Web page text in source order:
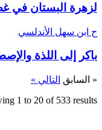
لزهرة البستان في
ح ابن سهل الأندلسي
باكر إلى اللذة
« السابق التالي »
1 to 20 of 533 results